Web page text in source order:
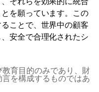
を願っています。この
ことで、世界中の顧客
安全で合理化されたシ
育目的のみであり、財
を構成するものではあ